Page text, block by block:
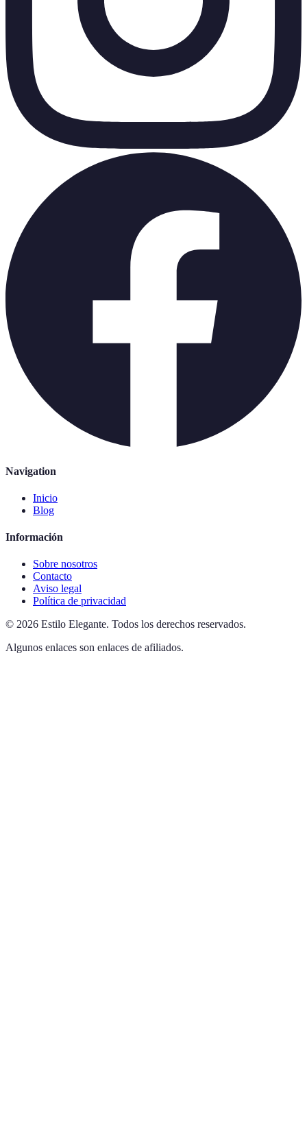
Navigation
Inicio
Blog
Información
Sobre nosotros
Contacto
Aviso legal
Política de privacidad
© 2026 Estilo Elegante. Todos los derechos reservados.
Algunos enlaces son enlaces de afiliados.